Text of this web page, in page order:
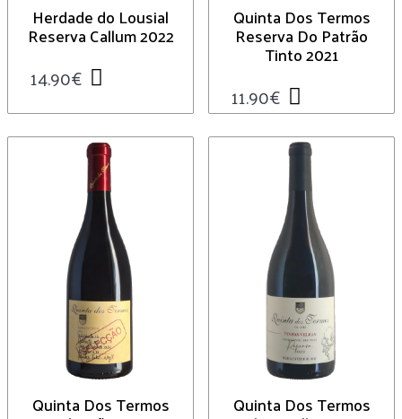
Herdade do Lousial
Reserva Callum 2022
14.90€
Quinta Dos Termos
Reserva Do Patrão
Tinto 2021
11.90€
Quinta Dos Termos Quinta Dos Termos